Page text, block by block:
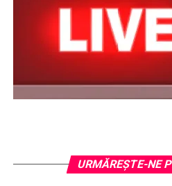
URMĂREŞTE-NE